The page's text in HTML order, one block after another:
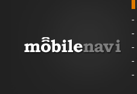
-
-
-
-
-